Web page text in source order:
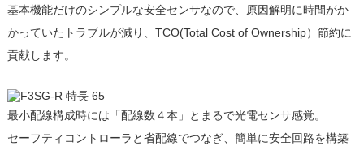
基本機能だけのシンプルな安全センサなので、原因解明に時間がか
かっていたトラブルが減り、TCO(Total Cost of Ownership）節約に
貢献します。
最小配線構成時には「配線数４本」とまるで光電センサ感覚。
セーフティコントローラと省配線でつなぎ、簡単に安全回路を構築